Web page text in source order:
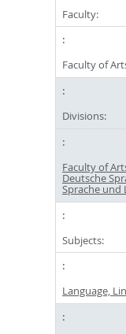
Faculty:
Faculty of
Divisions:
Faculty of
Deutsche
Sprache und
Subjects:
Language,